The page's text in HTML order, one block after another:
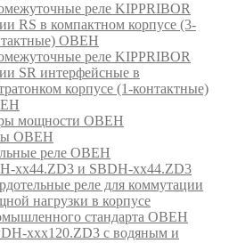
реле KIPPRIBOR
RS в компактном корпусе (3-
ОВЕН
реле KIPPRIBOR
SR интерфейсные в
корпусе (1-контактные)
мощности ОВЕН
ОВЕН
реле ОВЕН
xx44.ZD3 и SBDH-xx44.ZD3
реле для коммутации
нагрузки в корпусе
стандарта ОВЕН
xxx120.ZD3 с водяным и